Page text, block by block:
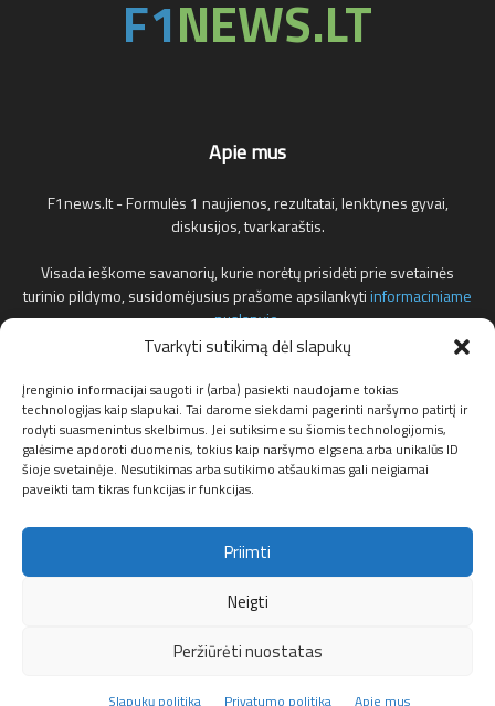
Tvarkyti sutikimą dėl slapukų
Įrenginio informacijai saugoti ir (arba) pasiekti naudojame tokias
technologijas kaip slapukai. Tai darome siekdami pagerinti naršymo patirtį ir
rodyti suasmenintus skelbimus. Jei sutiksime su šiomis technologijomis,
galėsime apdoroti duomenis, tokius kaip naršymo elgsena arba unikalūs ID
šioje svetainėje. Nesutikimas arba sutikimo atšaukimas gali neigiamai
paveikti tam tikras funkcijas ir funkcijas.
Priimti
Neigti
Peržiūrėti nuostatas
Slapukų politika Privatumo politika Apie mus
Apie mus
F1news.lt - Formulės 1 naujienos, rezultatai, lenktynes gyvai,
diskusijos, tvarkaraštis.
Visada ieškome savanorių, kurie norėtų prisidėti prie svetainės
turinio pildymo, susidomėjusius prašome apsilankytiinformaciniame
puslapyje.
adresu.
Susisiekite:info@f1news.lt
Privatumo politika